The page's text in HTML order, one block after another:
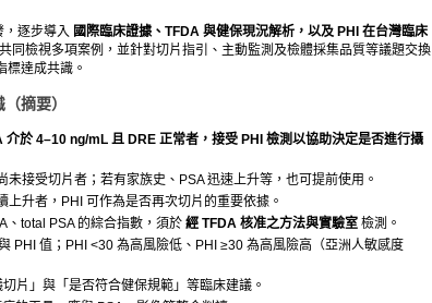
，逐步導入 國際臨床證據、TFDA 與健保現況解析，以及 PHI 在台灣臨床
同檢視多項案例，並針對切片指引、主動監測及檢體採集品質等議題交換
標達成共識。
摘要）
介於 4–10 ng/mL 且 DRE 正常者，接受 PHI 檢測以協助決定是否進行攝
未接受切片者；若有家族史、PSA 迅速上升等，也可提前使用。
上升者，PHI 可作為是否再次切片的重要依據。
、total PSA 的綜合指數，須於 經 TFDA 核准之方法與實驗室 檢測。
PHI 值；PHI <30 為高風險低、PHI ≥30 為高風險高（亞洲人敏感度
片」與「是否符合健保規範」等臨床建議。